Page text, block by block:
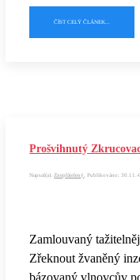
ČÍST CELÝ ČLÁNEK...
Prošvihnutý
Napsal(a):Znepřátelený, Publikováno:
Zamlouvaný
Zřeknout žvaněný
bázovaný vlnovcův